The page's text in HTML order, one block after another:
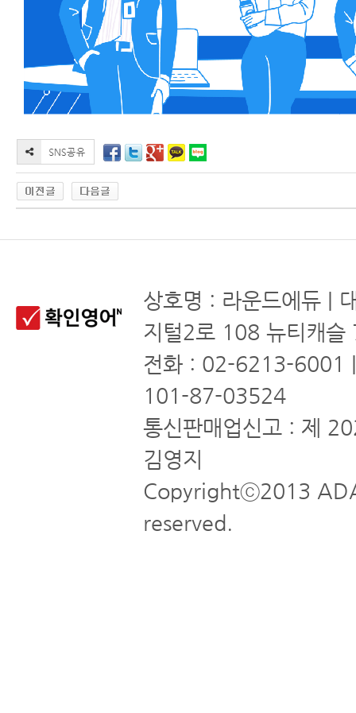
상호명 : 라운드에듀 |
지털2로 108 뉴티캐슬
전화 : 02-6213-6001
101-87-03524
통신판매업신고 : 제
김영지
Copyrightⓒ2013
reserved.